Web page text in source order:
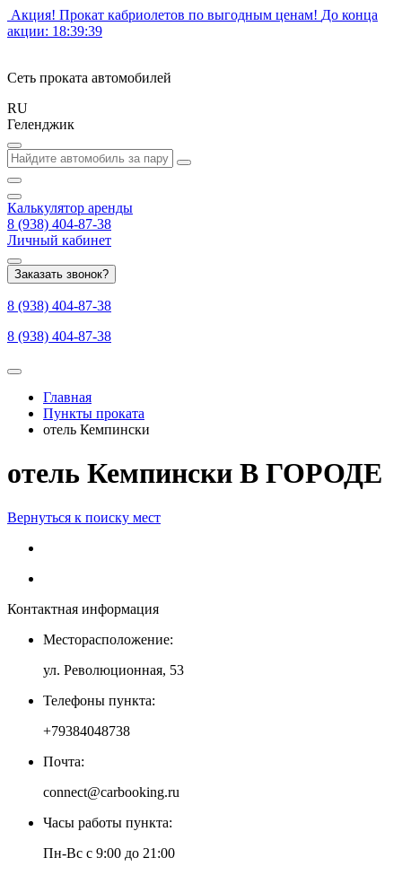
Акция! Прокат кабриолетов по выгодным ценам! До конца
акции: 18:39:38
Сеть проката автомобилей
RU
Геленджик
Калькулятор аренды
8 (938) 404-87-38
Личный кабинет
Заказать звонок?
8 (938) 404-87-38
8 (938) 404-87-38
Главная
Пункты проката
отель Кемпински
отель Кемпински В ГОРОДЕ
Вернуться к поиску мест
Контактная информация
Месторасположение:
ул. Революционная, 53
Телефоны пункта:
+79384048738
Почта:
connect@carbooking.ru
Часы работы пункта:
Пн-Вс с 9:00 до 21:00